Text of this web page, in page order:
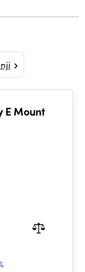
E Mount